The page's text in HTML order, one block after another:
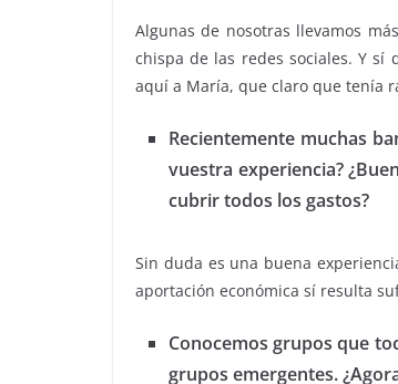
Algunas de nosotras llevamos
chispa de las redes sociales. Y sí
aquí a María, que claro que tenía
Recientemente muchas
vuestra experiencia?
cubrir todos los gastos?
Sin duda es una buena
aportación económica sí resulta
Conocemos grupos que
grupos emergentes.